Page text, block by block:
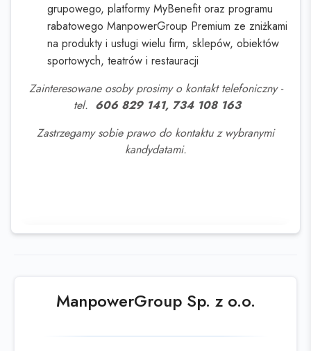
grupowego, platformy MyBenefit oraz programu
rabatowego ManpowerGroup Premium ze zniżkami
na produkty i usługi wielu firm, sklepów, obiektów
sportowych, teatrów i restauracji
Zainteresowane osoby prosimy o kontakt telefoniczny -
tel. 606 829 141, 734 108 163
Zastrzegamy sobie prawo do kontaktu z wybranymi
kandydatami.
ManpowerGroup Sp. z o.o.